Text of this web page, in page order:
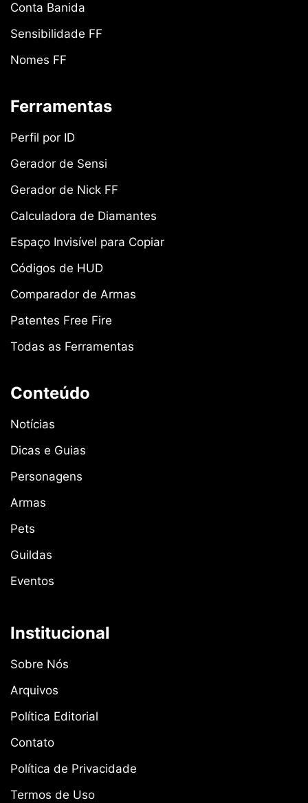
Conta Banida
Sensibilidade FF
Nomes FF
Ferramentas
Perfil por ID
Gerador de Sensi
Gerador de Nick FF
Calculadora de Diamantes
Espaço Invisível para Copiar
Códigos de HUD
Comparador de Armas
Patentes Free Fire
Todas as Ferramentas
Conteúdo
Notícias
Dicas e Guias
Personagens
Armas
Pets
Guildas
Eventos
Institucional
Sobre Nós
Arquivos
Política Editorial
Contato
Política de Privacidade
Termos de Uso